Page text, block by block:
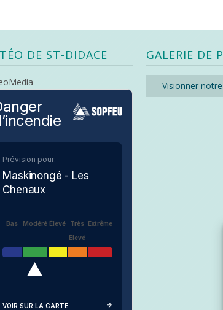
DE ST-DIDACE
Prévision pour:
Maskinongé - Les
Chenaux
Bas Modéré Élevé
Très
Élevé
Extrême
VOIR SUR LA CARTE
GALERIE DE
Visionner